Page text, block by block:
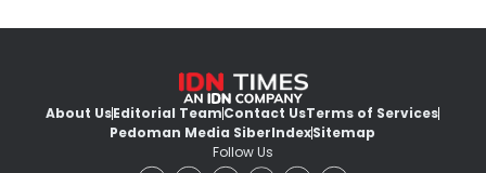
About UsEditorial TeamContact UsTerms of Services
Pedoman Media SiberIndexSitemap
Follow Us